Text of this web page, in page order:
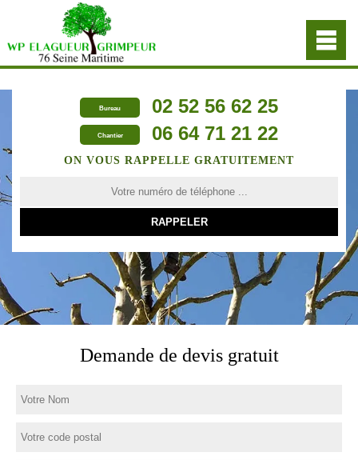
Bureau 02 52 56 62 25
Chantier 06 64 71 21 22
ON VOUS RAPPELLE GRATUITEMENT
Demande de devis gratuit